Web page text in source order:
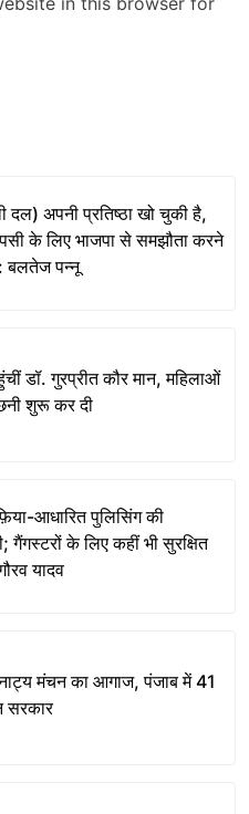
दल) अपनी प्रतिष्ठा खो चुकी है,
के लिए भाजपा से समझौता करने
बलतेज पन्नू
डॉ. गुरप्रीत कौर मान, महिलाओं
शुरू कर दी
आधारित पुलिसिंग की
गैंगस्टरों के लिए कहीं भी सुरक्षित
यादव
नाट्य मंचन का आगाज, पंजाब में 41
सरकार